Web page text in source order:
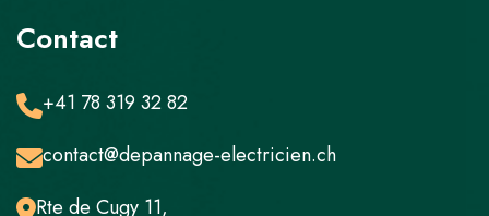
Contact
+41 78 319 32 82
contact@depannage-electricien.ch
Rte de Cugy 11,